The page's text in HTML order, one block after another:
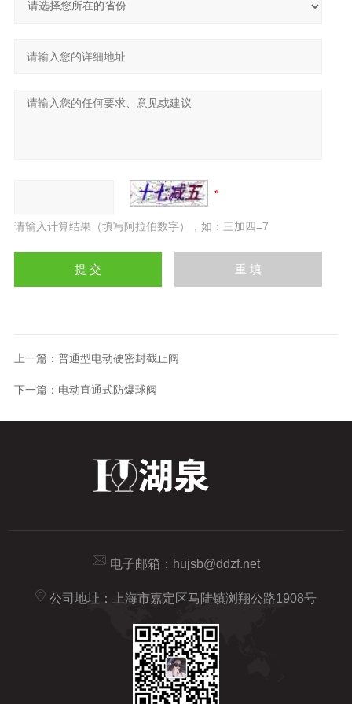
请输入计算结果（填写阿拉伯数字），如：三加四=7
上一篇： 普通型电动硬密封截止阀
下一篇： 电动直通式防爆球阀
电子邮箱： hujsb@ddzf.net
公司地址：上海市嘉定区马陆镇浏翔公路1908号